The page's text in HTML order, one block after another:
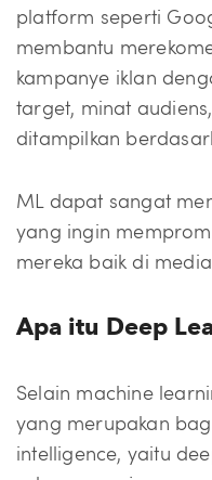
platform seperti
membantu
kampanye iklan
target, minat
ditampilkan
ML dapat sangat
yang ingin
mereka baik di
Apa itu Deep
Selain machine
yang merupakan
intelligence, yaitu